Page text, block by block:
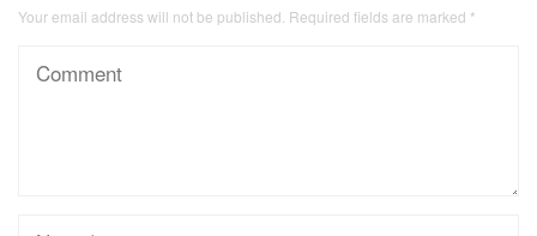
Your email address will not be published. Required fields are marked *